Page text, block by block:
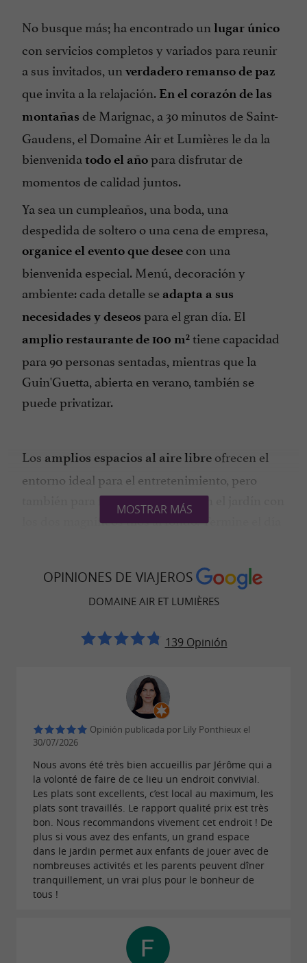
No busque más; ha encontrado un lugar único
con servicios completos y variados para reunir
a sus invitados, un verdadero remanso de paz
que invita a la relajación. En el corazón de las
montañas de Marignac, a 30 minutos de Saint-
Gaudens, el Domaine Air et Lumières le da la
bienvenida todo el añopara disfrutar de
momentos de calidad juntos.
Ya sea un cumpleaños, una boda, una
despedida de soltero o una cena de empresa,
organice el evento que desee con una
bienvenida especial. Menú, decoración y
ambiente: cada detalle se adapta a sus
necesidades y deseos para el gran día. El
amplio restaurante de 100 m²tiene capacidad
para 90 personas sentadas, mientras que la
Guin'Guetta, abierta en verano, también se
puede privatizar.
Los amplios espacios al aire libre ofrecen el
entorno ideal para el entretenimiento, pero
también para fotos memorables en el jardín con
los dos magníficos tilos al fondo. Termine el día
de la propiedad con sus invitados. Con
cocina casera, un comedor íntimoy unacasa
para reuniones, le encantará disfrutar de
los servicios del Domaine Air et Lumières en los
MOSTRAR MÁS
OPINIONES DE VIAJEROS
DOMAINE AIR ET LUMIÈRES
139 Opinión
Opinión publicada por Lily Ponthieux el
30/07/2026
Nous avons été très bien accueillis par Jérôme qui a
la volonté de faire de ce lieu un endroit convivial.
Les plats sont excellents, c’est local au maximum, les
plats sont travaillés. Le rapport qualité prix est très
bon. Nous recommandons vivement cet endroit ! De
plus si vous avez des enfants, un grand espace
dans le jardin permet aux enfants de jouer avec de
nombreuses activités et les parents peuvent dîner
tranquillement, un vrai plus pour le bonheur de
tous !